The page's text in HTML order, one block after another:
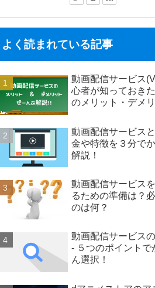
よく読まれている記事
動画配信サービス
心者が知っておき
のメリット・デメ
動画配信サービス
金や特徴を３分で
解説！
動画配信サービス
るための準備は？
のは何？
動画配信サービス
- ５つのポイントで
ん選択！